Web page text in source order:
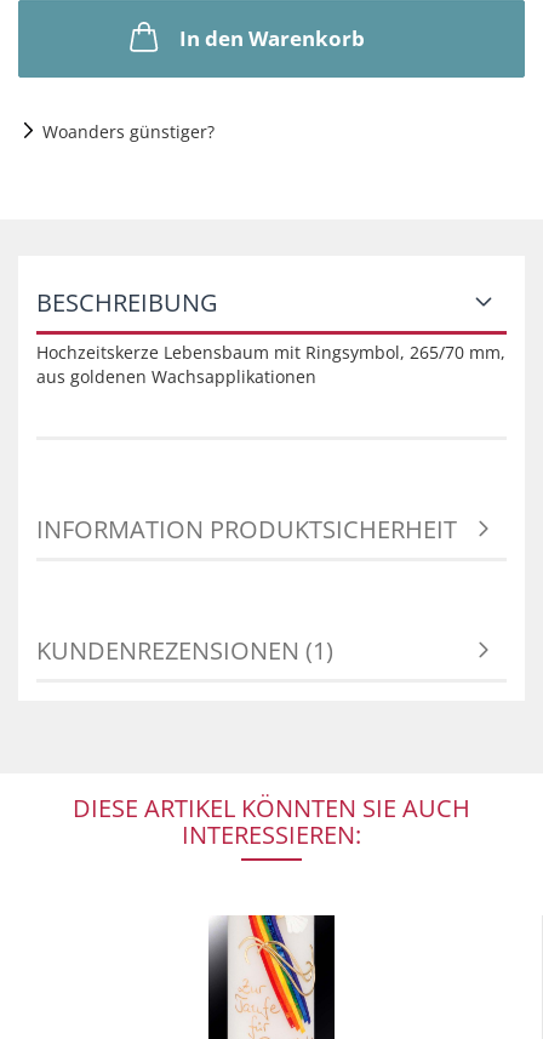
In den Warenkorb
Woanders günstiger?
BESCHREIBUNG
Hochzeitskerze Lebensbaum mit Ringsymbol, 265/70 mm,
aus goldenen Wachsapplikationen
INFORMATION PRODUKTSICHERHEIT
KUNDENREZENSIONEN (1)
DIESE ARTIKEL KÖNNTEN SIE AUCH
INTERESSIEREN: